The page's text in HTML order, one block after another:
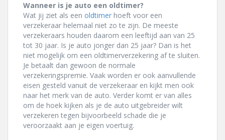
Wanneer is je auto een oldtimer?
Wat jij ziet als een oldtimer hoeft voor een
verzekeraar helemaal niet zo te zijn. De meeste
verzekeraars houden daarom een leeftijd aan van 25
tot 30 jaar. Is je auto jonger dan 25 jaar? Dan is het
niet mogelijk om een oldtimerverzekering af te sluiten.
Je betaalt dan gewoon de normale
verzekeringspremie. Vaak worden er ook aanvullende
eisen gesteld vanuit de verzekeraar en kijkt men ook
naar het merk van de auto. Verder komt er van alles
om de hoek kijken als je de auto uitgebreider wilt
verzekeren tegen bijvoorbeeld schade die je
veroorzaakt aan je eigen voertuig.